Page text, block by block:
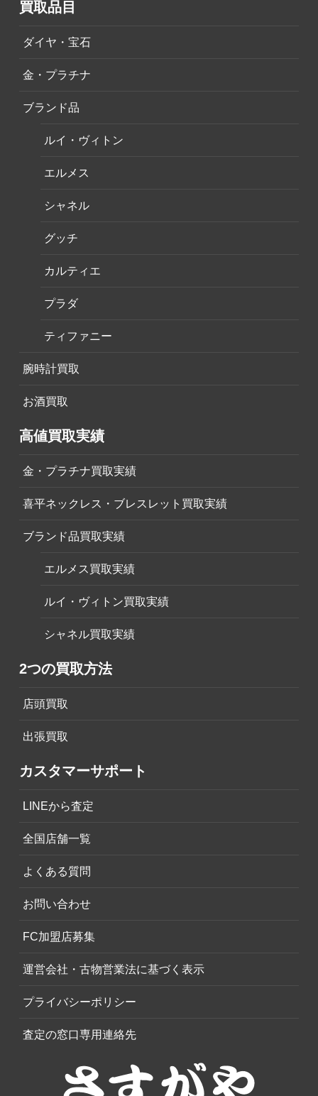
買取品目
ダイヤ・宝石
金・プラチナ
ブランド品
ルイ・ヴィトン
エルメス
シャネル
グッチ
カルティエ
プラダ
ティファニー
腕時計買取
お酒買取
高値買取実績
金・プラチナ買取実績
喜平ネックレス・ブレスレット買取実績
ブランド品買取実績
エルメス買取実績
ルイ・ヴィトン買取実績
シャネル買取実績
2つの買取方法
店頭買取
出張買取
カスタマーサポート
LINEから査定
全国店舗一覧
よくある質問
お問い合わせ
FC加盟店募集
運営会社・古物営業法に基づく表示
プライバシーポリシー
査定の窓口専用連絡先